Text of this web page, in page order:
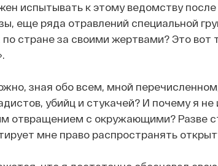
испытывать к этому ведомству
еще ряда отравлений специальной
стране за своими жертвами? Это вот
зная обо всем, мной
убийц и стукачей? И почему я
отвращением с окружающими? Разве
мне право распространять